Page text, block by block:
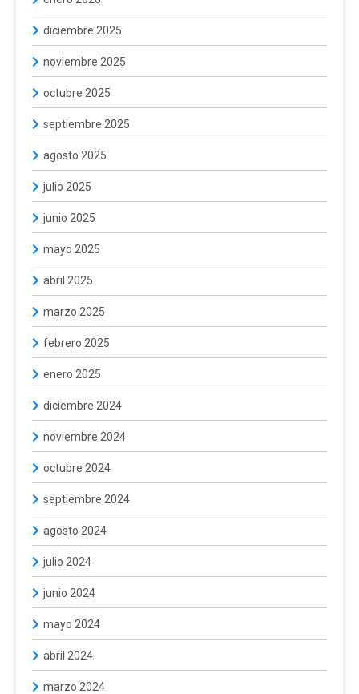
diciembre 2025
noviembre 2025
octubre 2025
septiembre 2025
agosto 2025
julio 2025
junio 2025
mayo 2025
abril 2025
marzo 2025
febrero 2025
enero 2025
diciembre 2024
noviembre 2024
octubre 2024
septiembre 2024
agosto 2024
julio 2024
junio 2024
mayo 2024
abril 2024
marzo 2024